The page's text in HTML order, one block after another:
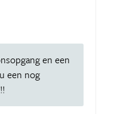
en een
een nog